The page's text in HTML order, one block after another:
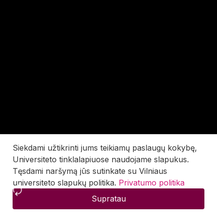
Siekdami užtikrinti jums teikiamų paslaugų kokybę,
Universiteto tinklalapiuose naudojame slapukus.
Tęsdami naršymą jūs sutinkate su Vilniaus
universiteto slapukų politika. Privatumo politika
Supratau